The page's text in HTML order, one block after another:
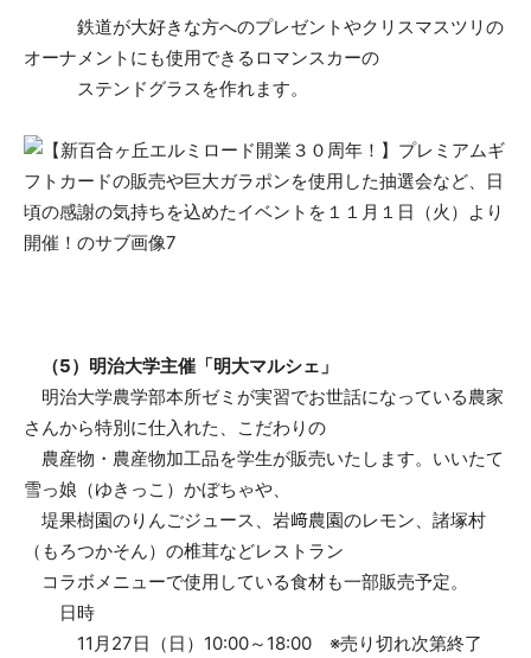
鉄道が大好きな方へのプレゼントやクリスマスツリの
オーナメントにも使用できるロマンスカーの
ステンドグラスを作れます。
（5）明治大学主催「明大マルシェ」
明治大学農学部本所ゼミが実習でお世話になっている農家
さんから特別に仕入れた、こだわりの
農産物・農産物加工品を学生が販売いたします。いいたて
雪っ娘（ゆきっこ）かぼちゃや、
堤果樹園のりんごジュース、岩﨑農園のレモン、諸塚村
（もろつかそん）の椎茸などレストラン
コラボメニューで使用している食材も一部販売予定。
日時
11月27日（日）10:00～18:00 ※売り切れ次第終了